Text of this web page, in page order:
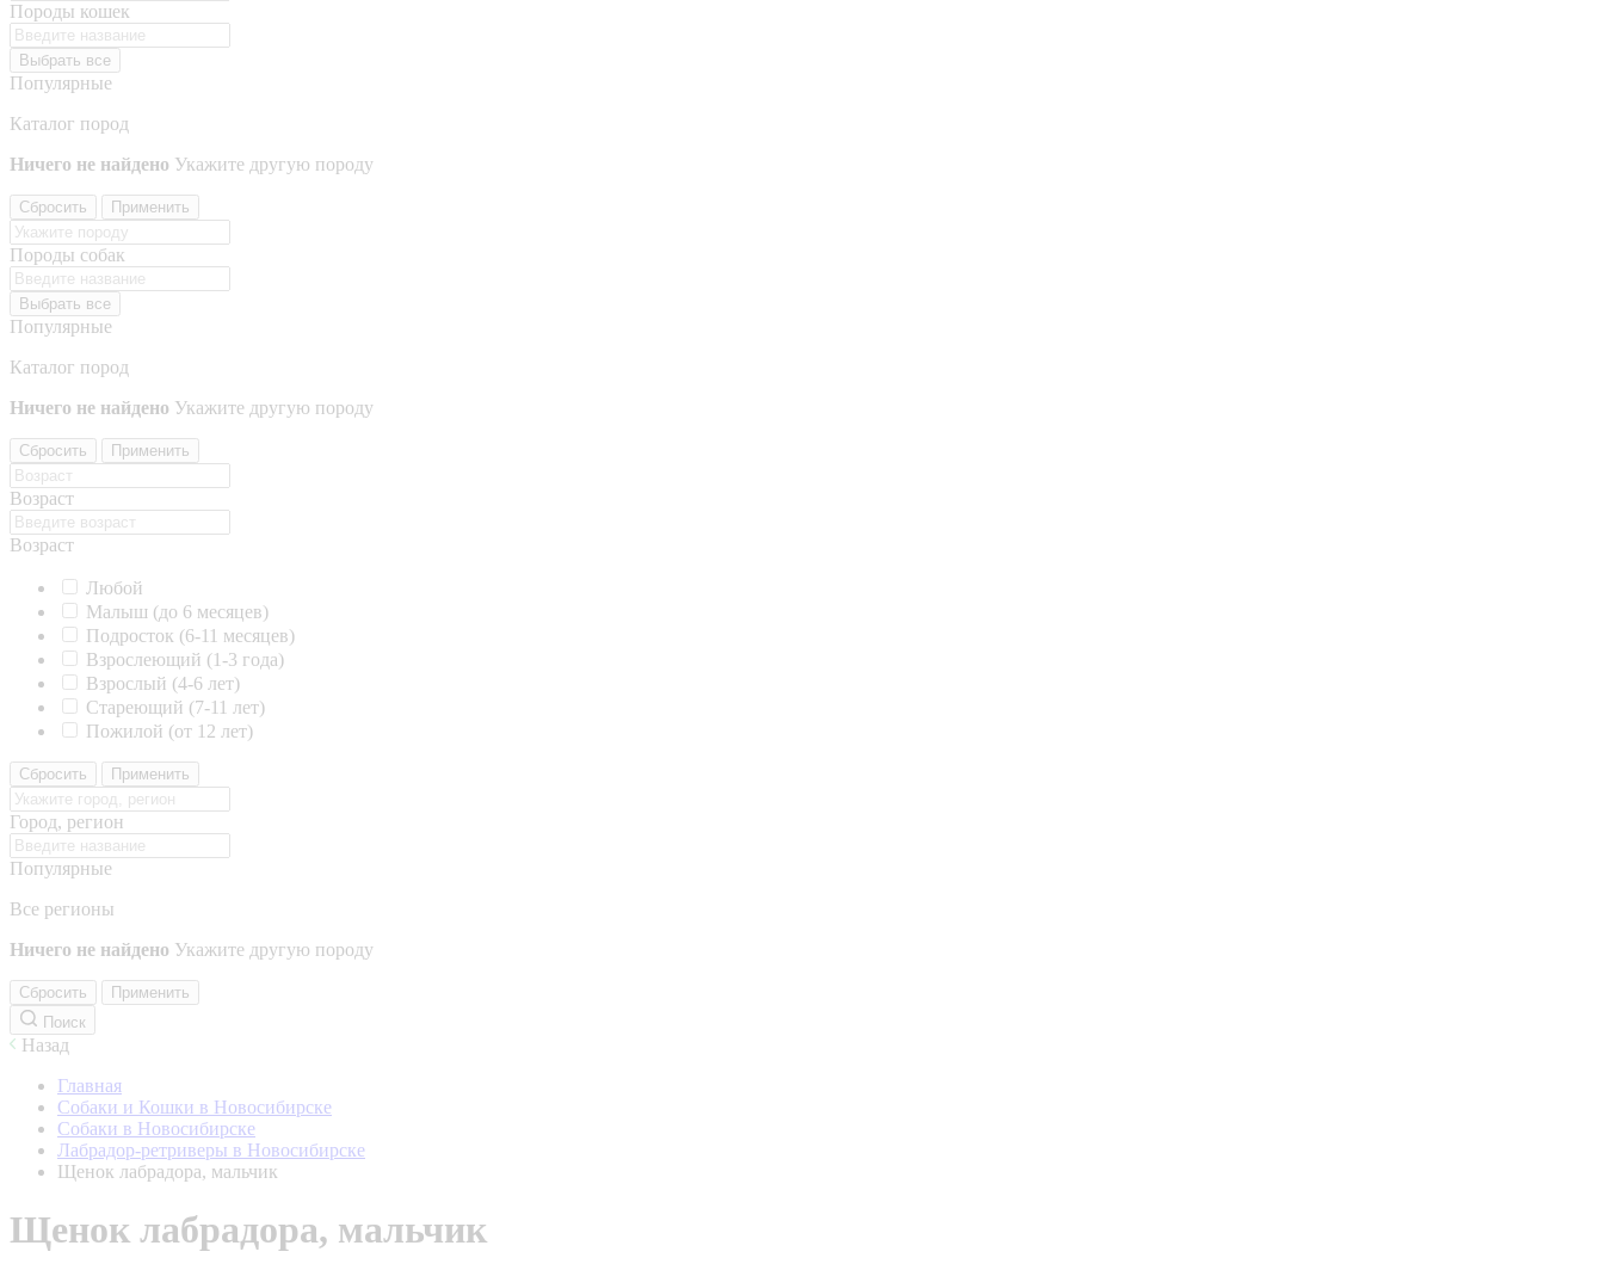
Породы кошек
Выбрать все
Популярные
Каталог пород
Ничего не найдено Укажите другую породу
Сбросить Применить
Породы собак
Выбрать все
Популярные
Каталог пород
Ничего не найдено Укажите другую породу
Сбросить Применить
Возраст
Возраст
Любой
Малыш (до 6 месяцев)
Подросток (6-11 месяцев)
Взрослеющий (1-3 года)
Взрослый (4-6 лет)
Стареющий (7-11 лет)
Пожилой (от 12 лет)
Сбросить Применить
Город, регион
Популярные
Все регионы
Ничего не найдено Укажите другую породу
Сбросить
Применить
Поиск
Назад
Главная
Собаки и Кошки в Новосибирске
Собаки в Новосибирске
Лабрадор-ретриверы в Новосибирске
Щенок лабрадора, мальчик
Щенок лабрадора, мальчик